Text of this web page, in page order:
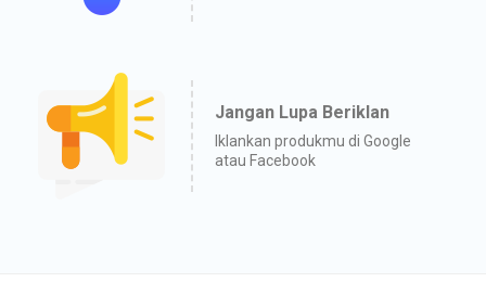
Jangan Lupa Beriklan
Iklankan produkmu di Google
atau Facebook